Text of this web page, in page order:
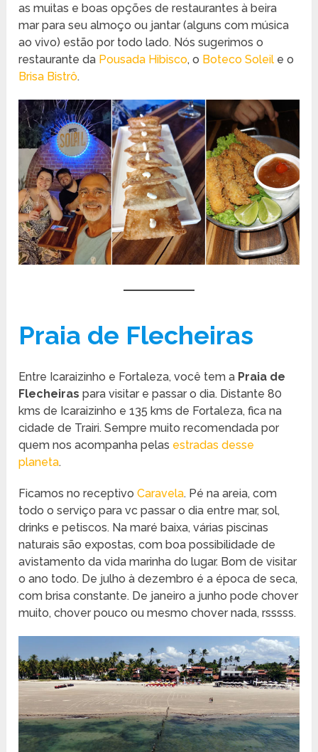
as muitas e boas opções de restaurantes à beira
mar para seu almoço ou jantar (alguns com música
ao vivo) estão por todo lado. Nós sugerimos o
restaurante da Pousada Hibisco, o Boteco Soleil e o
Brisa Bistrô.
Praia de Flecheiras
Entre Icaraizinho e Fortaleza, você tem a Praia de
Flecheiras para visitar e passar o dia. Distante 80
kms de Icaraizinho e 135 kms de Fortaleza, fica na
cidade de Trairi. Sempre muito recomendada por
quem nos acompanha pelas estradas desse
planeta.
Ficamos no receptivoCaravela. Pé na areia, com
todo o serviço para vc passar o dia entre mar, sol,
drinks e petiscos. Na maré baixa, várias piscinas
naturais são expostas, com boa possibilidade de
avistamento da vida marinha do lugar. Bom de visitar
o ano todo. De julho à dezembro é a época de seca,
com brisa constante. De janeiro a junho pode chover
muito, chover pouco ou mesmo chover nada, rsssss.